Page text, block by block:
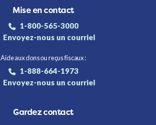
Mise en contact
1-800-565-3000
Envoyez-nous un courriel
Aide aux dons ou reçus fiscaux :
1-888-664-1973
Envoyez-nous un courriel
Gardez contact